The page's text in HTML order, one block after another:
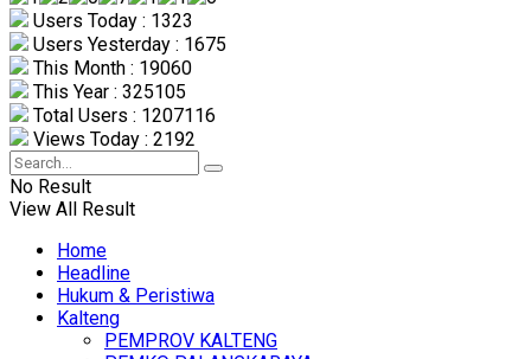
Users Today : 1323
Users Yesterday : 1675
This Month : 19060
This Year : 325105
Total Users : 1207116
Views Today : 2192
No Result
View All Result
Home
Headline
Hukum & Peristiwa
Kalteng
PEMPROV KALTENG